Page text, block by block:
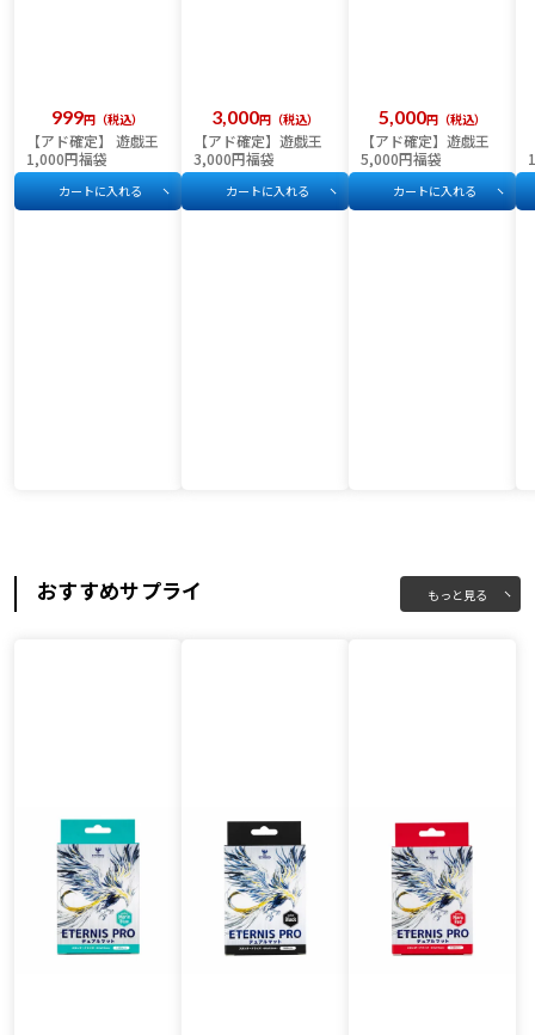
【アド確定】 遊戯王
1,000円福袋
999 税込
カートに入れる
【アド確定】遊戯王
3,000円福袋
3,000 税込
カートに入れる
【アド確定】遊戯王
5,000円福袋
5,000 税込
カートに入れる
おすすめサプライ もっと見る